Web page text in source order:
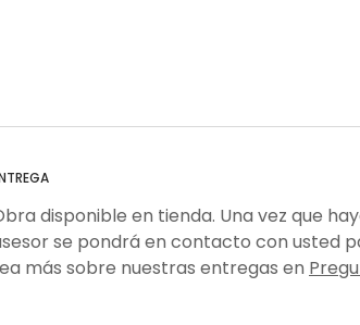
disponible en tienda. Una vez que
se pondrá en contacto con usted
más sobre nuestras entregas en